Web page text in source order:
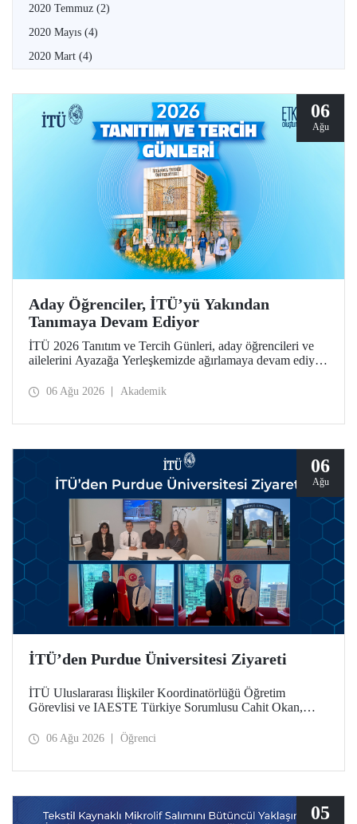
2020 Temmuz (2)
2020 Mayıs (4)
2020 Mart (4)
06
Ağu
Aday Öğrenciler, İTÜ’yü Yakından
Tanımaya Devam Ediyor
İTÜ 2026 Tanıtım ve Tercih Günleri, aday öğrencileri ve
ailelerini Ayazağa Yerleşkemizde ağırlamaya devam ediyor.
ilgili fakülte ve birimler adaylara bilgi vermeye devam
06 Ağu 2026 Akademik
06
Ağu
İTÜ’den Purdue Üniversitesi Ziyareti
İTÜ Uluslararası İlişkiler Koordinatörlüğü Öğretim
Görevlisi ve IAESTE Türkiye Sorumlusu Cahit Okan,
Temmuz tarihlerinde ABD’de dünyanın önde gelen
06 Ağu 2026 Öğrenci
05